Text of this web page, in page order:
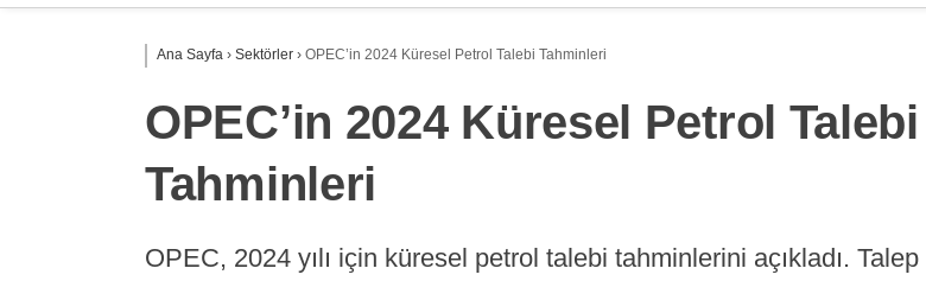
Ana Sayfa › Sektörler › OPEC’in 2024 Küresel Petrol Talebi Tahminleri
OPEC’in 2024 Küresel Petrol Talebi
Tahminleri
OPEC, 2024 yılı için küresel petrol talebi tahminlerini açıkladı. Talep